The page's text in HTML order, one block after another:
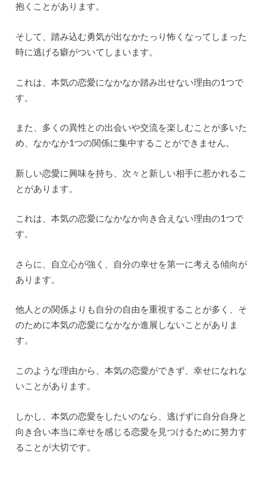
抱くことがあります。
そして、踏み込む勇気が出なかたっり怖くなってしまった
時に逃げる癖がついてしまいます。
これは、本気の恋愛になかなか踏み出せない理由の1つで
す。
また、多くの異性との出会いや交流を楽しむことが多いた
め、なかなか1つの関係に集中することができません。
新しい恋愛に興味を持ち、次々と新しい相手に惹かれるこ
とがあります。
これは、本気の恋愛になかなか向き合えない理由の1つで
す。
さらに、自立心が強く、自分の幸せを第一に考える傾向が
あります。
他人との関係よりも自分の自由を重視することが多く、そ
のために本気の恋愛になかなか進展しないことがありま
す。
このような理由から、本気の恋愛ができず、幸せになれな
いことがあります。
しかし、本気の恋愛をしたいのなら、逃げずに自分自身と
向き合い本当に幸せを感じる恋愛を見つけるために努力す
ることが大切です。